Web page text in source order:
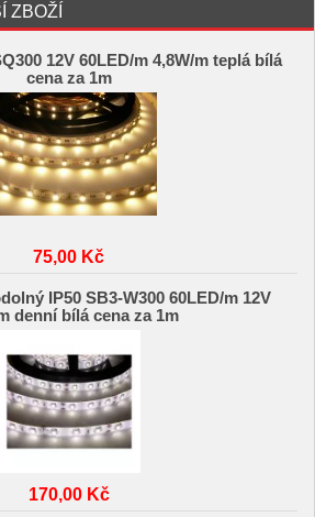
ZBOŽÍ
12V 60LED/m 4,8W/m teplá bílá
cena za 1m
75,00 Kč
IP50 SB3-W300 60LED/m 12V
denní bílá cena za 1m
170,00 Kč